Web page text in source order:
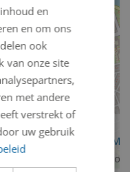
en
en om ons
ook
van onze site
met andere
verstrekt of
uw gebruik